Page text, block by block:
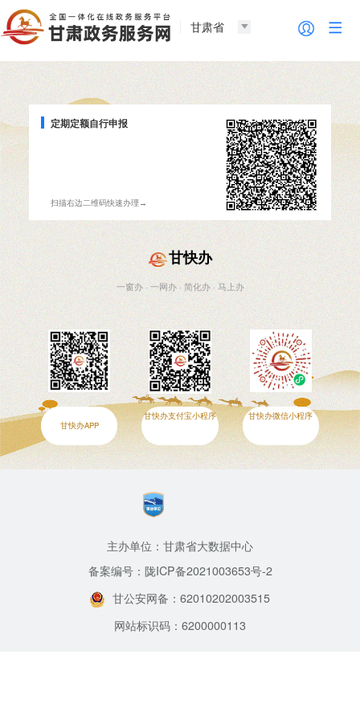
甘肃省
定期定额自行申报
扫描右边二维码快速办理→
甘快办
一窗办 · 一网办 · 简化办 · 马上办
甘快办APP
甘快办支付宝小程序 甘快办微信小程序
主办单位：甘肃省大数据中心
备案编号：陇ICP备2021003653号-2
甘公安网备：62010202003515
网站标识码：6200000113